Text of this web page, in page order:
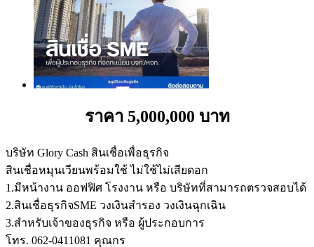
ราคา 5,000,000 บาท
บริษัท Glory Cash สินเชื่อเพื่อธุรกิจ
สินเชื่อหมุนเวียนพร้อมใช้ ไม่ใช้ไม่เสียดอก
1.มีหน้างาน ออฟฟิศ โรงงาน หรือ บริษัทที่สามารถตรวจสอบได้
2.สินเชื่อธุรกิจSME วงเงินสำรอง วงเงินฉุกเฉิน
3.สำหรับเจ้าของธุรกิจ หรือ ผู้ประกอบการ
โทร. 062-0411081 คุณกร